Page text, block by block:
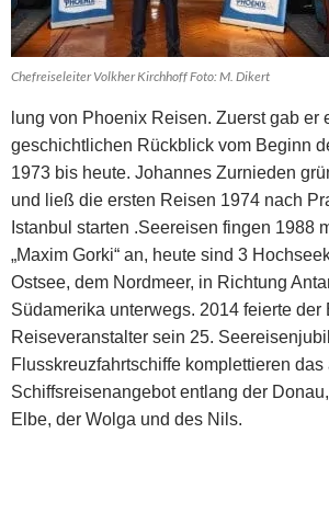
Chefreiseleiter Volkher Kirchhoff Foto: M. Dikert
lung von Phoenix Reisen. Zuerst gab er
geschichtlichen Rückblick vom Beginn
1973 bis heute. Johannes Zurnieden
und ließ die ersten Reisen 1974 nach
Istanbul starten .Seereisen fingen 1988
„Maxim Gorki“ an, heute sind 3
Ostsee, dem Nordmeer, in Richtung
Südamerika unterwegs. 2014 feierte der
Reiseveranstalter sein 25.
Flusskreuzfahrtschiffe komplettieren das
Schiffsreisenangebot entlang der
Elbe, der Wolga und des Nils.